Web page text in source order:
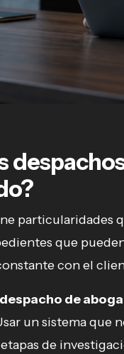
particularidades
que
con el
de
un sistema
de